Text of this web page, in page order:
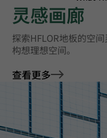
灵感画廊
探索HFLOR地板的空
构想理想空间。
查看更多